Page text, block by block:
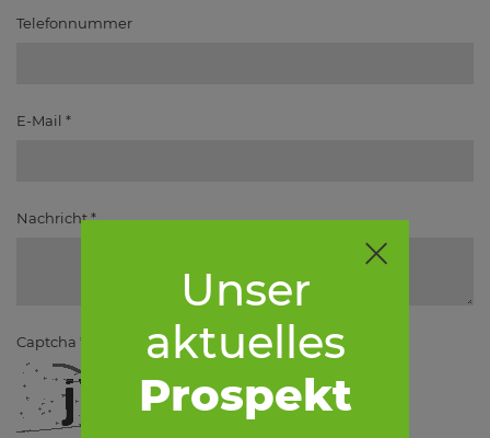
Unser
aktuelles
Prospekt
Telefonnummer
E-Mail *
Nachricht*
Captcha *